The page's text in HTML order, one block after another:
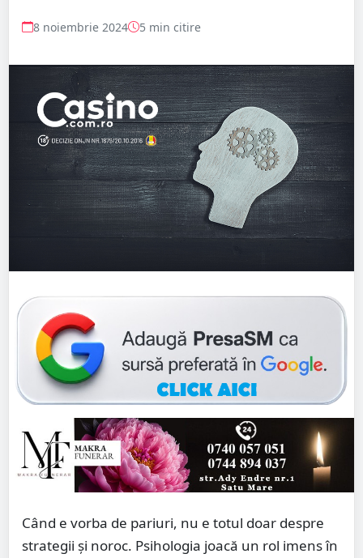
8 noiembrie 2024 5 min citire
Când e vorba de pariuri, nu e totul doar despre
strategii și noroc. Psihologia joacă un rol imens în